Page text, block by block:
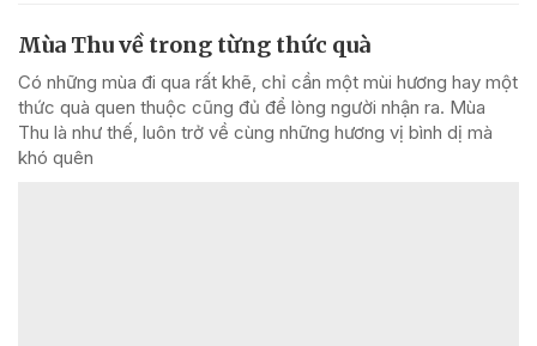
Mùa Thu về trong từng thức quà
Có những mùa đi qua rất khẽ, chỉ cần một mùi hương hay một
thức quà quen thuộc cũng đủ để lòng người nhận ra. Mùa
Thu là như thế, luôn trở về cùng những hương vị bình dị mà
khó quên